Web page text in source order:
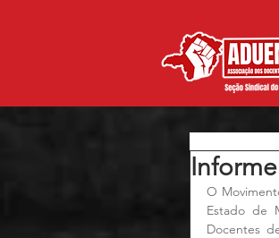
O
Estado de
Docentes